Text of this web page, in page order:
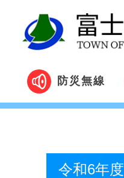
防災無線
令和6年度